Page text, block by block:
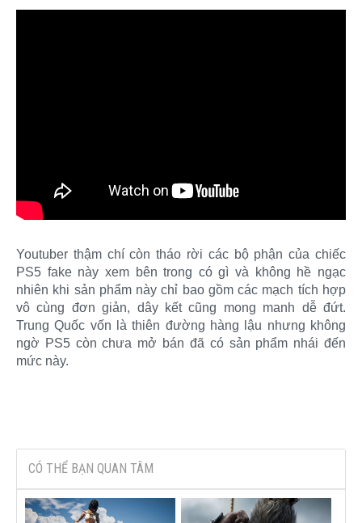
Youtuber thậm chí còn tháo rời các bộ phận của chiếc
PS5 fake này xem bên trong có gì và không hề ngạc
nhiên khi sản phẩm này chỉ bao gồm các mạch tích hợp
vô cùng đơn giản, dây kết cũng mong manh dễ đứt.
Trung Quốc vốn là thiên đường hàng lậu nhưng không
ngờ PS5 còn chưa mở bán đã có sản phẩm nhái đến
mức này.​
CÓ THỂ BẠN QUAN TÂM